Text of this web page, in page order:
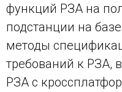
функций РЗА на
подстанции на
методы
требований к РЗА,
РЗА с